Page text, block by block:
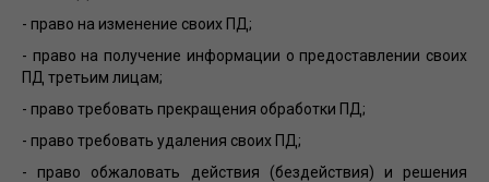
- право на изменение своих ПД;
- право на получение информации о предоставлении своих
ПД третьим лицам;
- право требовать прекращения обработки ПД;
- право требовать удаления своих ПД;
- право обжаловать действия (бездействия) и решения